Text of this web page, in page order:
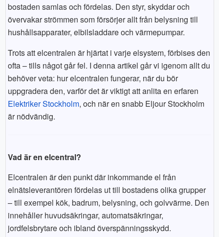
bostaden samlas och fördelas. Den styr, skyddar och
övervakar strömmen som försörjer allt från belysning till
hushållsapparater, elbilsladdare och värmepumpar.
Trots att elcentralen är hjärtat i varje elsystem, förbises den
ofta – tills något går fel. I denna artikel går vi igenom allt du
behöver veta: hur elcentralen fungerar, när du bör
uppgradera den, varför det är viktigt att anlita en erfaren
Elektriker Stockholm, och när en snabb Eljour Stockholm
är nödvändig.
Vad är en elcentral?
Elcentralen är den punkt där inkommande el från
elnätsleverantören fördelas ut till bostadens olika grupper
– till exempel kök, badrum, belysning, och golvvärme. Den
innehåller huvudsäkringar, automatsäkringar,
jordfelsbrytare och ibland överspänningsskydd.